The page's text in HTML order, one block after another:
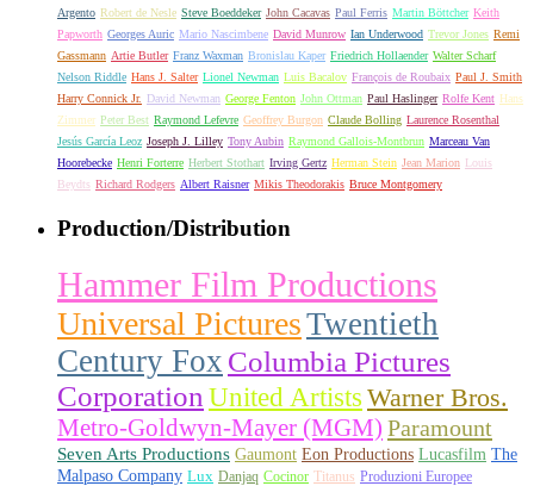
Argento Robert de Nesle Steve Boeddeker John Cacavas Paul Ferris Martin Böttcher Keith
Papworth Georges Auric Mario Nascimbene David Munrow Ian Underwood Trevor Jones Remi
Gassmann Artie Butler Franz Waxman Bronislau Kaper Friedrich Hollaender Walter Scharf
Nelson Riddle Hans J. Salter Lionel Newman Luis Bacalov François de Roubaix Paul J. Smith
Harry Connick Jr.
David Newman George Fenton John Ottman Paul Haslinger Rolfe Kent Hans
Zimmer Peter Best Raymond Lefevre Geoffrey Burgon Claude Bolling Laurence Rosenthal
Jesús García Leoz Joseph J. Lilley Tony Aubin Raymond Gallois-Montbrun Marceau Van
Hoorebecke Henri Forterre Herbert Stothart Irving Gertz Herman Stein Jean Marion
Louis
Beydts Richard Rodgers Albert Raisner Mikis Theodorakis Bruce Montgomery
Production/Distribution
Hammer Film Productions
Universal PicturesTwentieth
Century Fox Columbia Pictures
Corporation United Artists Warner Bros.
Metro-Goldwyn-Mayer (MGM) Paramount
Seven Arts Productions Gaumont Eon Productions Lucasfilm The
Malpaso Company Lux Danjaq Cocinor Titanus Produzioni Europee